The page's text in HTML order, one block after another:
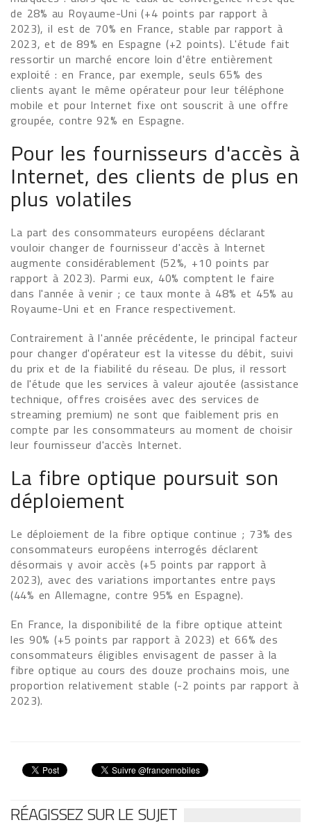
de 28% au Royaume-Uni (+4 points par rapport à
2023), il est de 70% en France, stable par rapport à
2023, et de 89% en Espagne (+2 points). L'étude fait
ressortir un marché encore loin d'être entièrement
exploité : en France, par exemple, seuls 65% des
clients ayant le même opérateur pour leur téléphone
mobile et pour Internet fixe ont souscrit à une offre
groupée, contre 92% en Espagne.
Pour les fournisseurs d'accès à
Internet, des clients de plus en
plus volatiles
La part des consommateurs européens déclarant
vouloir changer de fournisseur d'accès à Internet
augmente considérablement (52%, +10 points par
rapport à 2023). Parmi eux, 40% comptent le faire
dans l'année à venir ; ce taux monte à 48% et 45% au
Royaume-Uni et en France respectivement.
Contrairement à l'année précédente, le principal facteur
pour changer d'opérateur est la vitesse du débit, suivi
du prix et de la fiabilité du réseau. De plus, il ressort
de l'étude que les services à valeur ajoutée (assistance
technique, offres croisées avec des services de
streaming premium) ne sont que faiblement pris en
compte par les consommateurs au moment de choisir
leur fournisseur d'accès Internet.
La fibre optique poursuit son
déploiement
Le déploiement de la fibre optique continue ; 73% des
consommateurs européens interrogés déclarent
désormais y avoir accès (+5 points par rapport à
2023), avec des variations importantes entre pays
(44% en Allemagne, contre 95% en Espagne).
En France, la disponibilité de la fibre optique atteint
les 90% (+5 points par rapport à 2023) et 66% des
consommateurs éligibles envisagent de passer à la
fibre optique au cours des douze prochains mois, une
proportion relativement stable (-2 points par rapport à
2023).
RÉAGISSEZ SUR LE SUJET